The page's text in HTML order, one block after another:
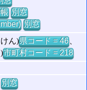
別窓
別窓
ん)県コード = 46、
市町村コード = 218
別窓